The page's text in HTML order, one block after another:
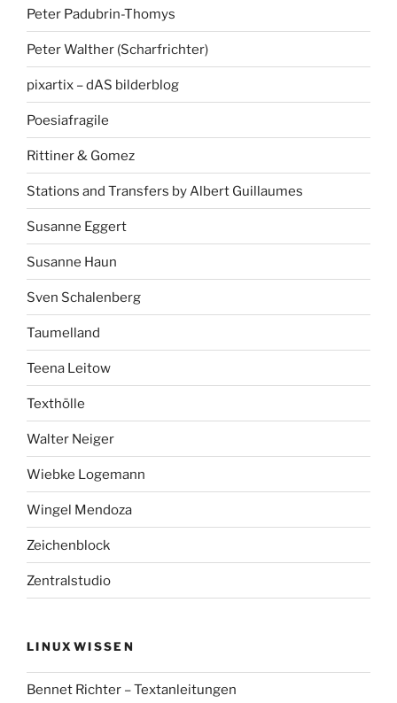
Peter Padubrin-Thomys
Peter Walther (Scharfrichter)
pixartix – dAS bilderblog
Poesiafragile
Rittiner & Gomez
Stations and Transfers by Albert Guillaumes
Susanne Eggert
Susanne Haun
Sven Schalenberg
Taumelland
Teena Leitow
Texthölle
Walter Neiger
Wiebke Logemann
Wingel Mendoza
Zeichenblock
Zentralstudio
LINUXWISSEN
Bennet Richter – Textanleitungen